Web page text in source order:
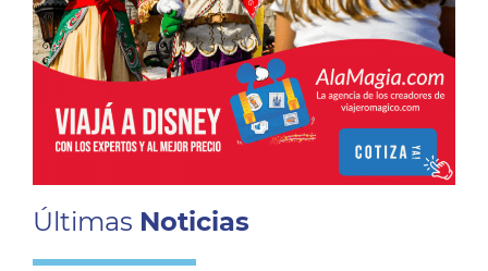
Últimas Noticias